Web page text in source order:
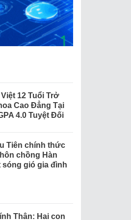
12 Tuổi Trở
Cao Đẳng Tại
4.0 Tuyệt Đối
Tiên chính thức
chồng Hàn
sóng gió gia đình
Thân: Hai con